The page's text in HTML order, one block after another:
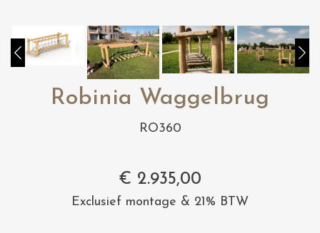
Robinia Waggelbrug
RO360
€ 2.935,00
Exclusief montage & 21% BTW